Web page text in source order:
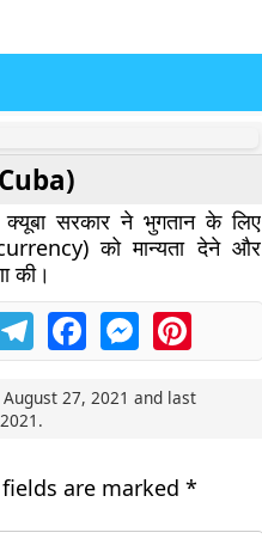
सरकार ने भुगतान के लिए
को मान्यता देने और
की।
TelegramFacebookMessengerPinterest
August 27, 2021 and last
.
are marked *